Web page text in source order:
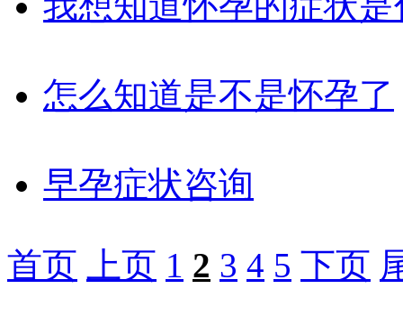
怎么知道是不是怀孕了
早孕症状咨询
首页 上页 1 2 3 4 5 下页